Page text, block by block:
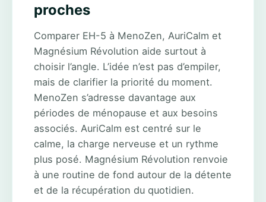
proches
Comparer EH-5 à MenoZen, AuriCalm et
Magnésium Révolution aide surtout à
choisir l’angle. L’idée n’est pas d’empiler,
mais de clarifier la priorité du moment.
MenoZen s’adresse davantage aux
périodes de ménopause et aux besoins
associés. AuriCalm est centré sur le
calme, la charge nerveuse et un rythme
plus posé. Magnésium Révolution renvoie
à une routine de fond autour de la détente
et de la récupération du quotidien.